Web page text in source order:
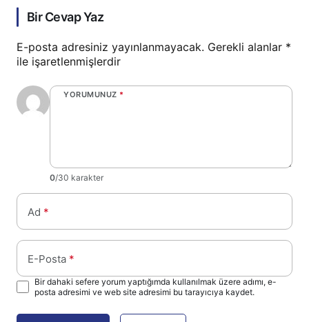
Bir Cevap Yaz
E-posta adresiniz yayınlanmayacak. Gerekli alanlar *
ile işaretlenmişlerdir
YORUMUNUZ *
0/30 karakter
Ad *
E-Posta *
Bir dahaki sefere yorum yaptığımda kullanılmak üzere adımı, e-
posta adresimi ve web site adresimi bu tarayıcıya kaydet.